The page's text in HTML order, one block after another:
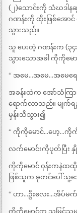
(၂)သောင်းကို သံဃဒါန
ဂဏန်းကို ထိုးဖြစ်အောင်
သွားသည်။
သူ ပေးတဲ့ ဂဏန်းက (၃၄
သွားသောအခါ ကိုကိုမေ
“ အမေ…အမေ…အမေရ
အခန်းထဲက အော်သံကြာ
ရောက်လာသည်။ မျက်ရ
မှန်းသိသွား၍
“ ကိုကိုမောင်…ဟေ့…ကိုကို
လက်မောင်းကိုပုတ်ပြီး
ကိုကိုမောင် ဝုန်းကနဲထ
ဖြစ်သူက ခုတင်ပေါ် သူ့
“ ဟာ…ဦးလေး…အိပ်မက်
ကိုကိုမောင်က သူမြင်သ